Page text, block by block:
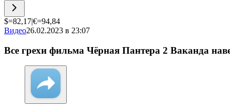
$=82,17|€=94,84
Видео26.02.2023 в 23:07
Все грехи фильма Чёрная Пантера 2 Ваканда